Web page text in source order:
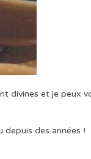
divines et je peux
des années !